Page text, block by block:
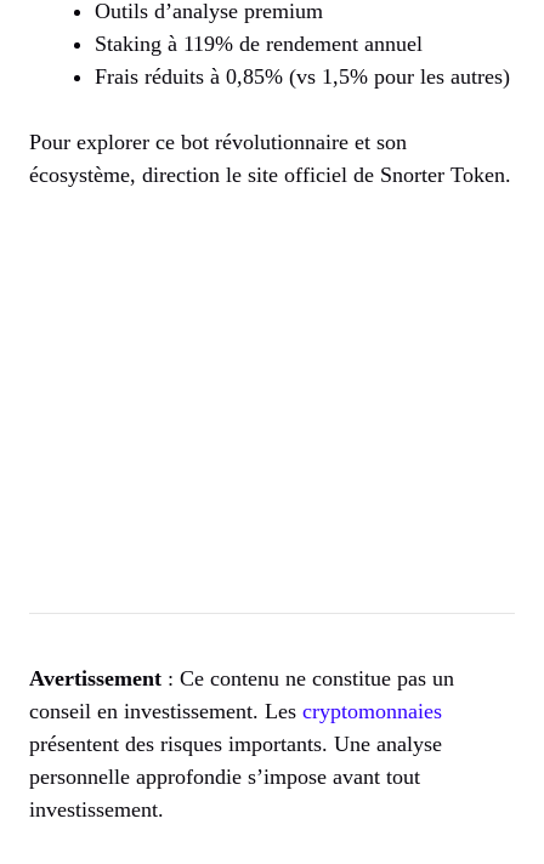
Outils d’analyse premium
Staking à 119% de rendement annuel
Frais réduits à 0,85% (vs 1,5% pour les autres)
Pour explorer ce bot révolutionnaire et son
écosystème, direction le site officiel de Snorter Token.
Avertissement : Ce contenu ne constitue pas un
conseil en investissement. Les cryptomonnaies
présentent des risques importants. Une analyse
personnelle approfondie s’impose avant tout
investissement.